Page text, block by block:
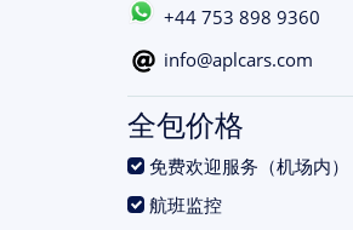
+44 753 898 9360
info@aplcars.com
全包价格
免费欢迎服务（机场内）
航班监控